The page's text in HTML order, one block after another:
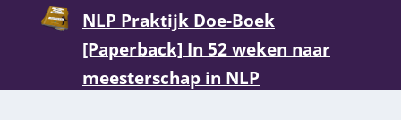
NLP Praktijk Doe-Boek
[Paperback] In 52 weken naar
meesterschap in NLP